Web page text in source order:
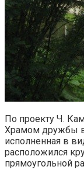
По проекту Ч.
Храмом дружбы в
исполненная в
расположился
прямоугольной